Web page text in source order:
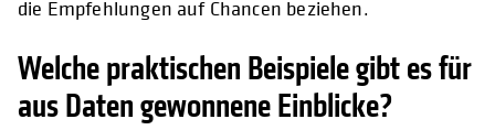
die Empfehlungen auf Chancen beziehen.
Welche praktischen Beispiele gibt es für
aus Daten gewonnene Einblicke?